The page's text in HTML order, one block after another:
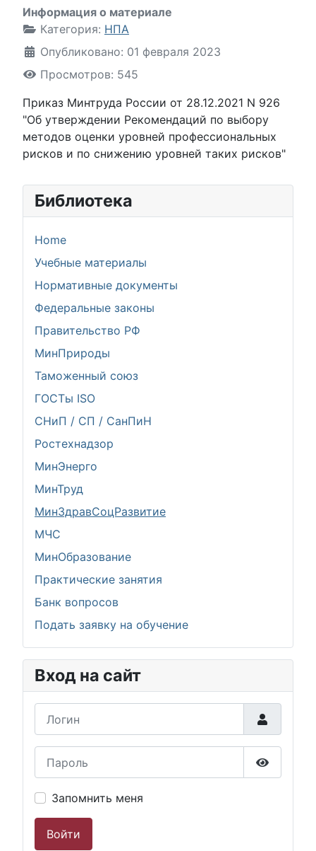
Информация о материале
Категория: НПА
Опубликовано: 01 февраля 2023
Просмотров: 545
Приказ Минтруда России от 28.12.2021 N 926
"Об утверждении Рекомендаций по выбору
методов оценки уровней профессиональных
рисков и по снижению уровней таких рисков"
Библиотека
Home
Учебные материалы
Нормативные документы
Федеральные законы
Правительство РФ
МинПрироды
Таможенный союз
ГОСТы ISO
СНиП / СП / СанПиН
Ростехнадзор
МинЭнерго
МинТруд
МинЗдравСоцРазвитие
МЧС
МинОбразование
Практические занятия
Банк вопросов
Подать заявку на обучение
Вход на сайт
Запомнить меня
Войти